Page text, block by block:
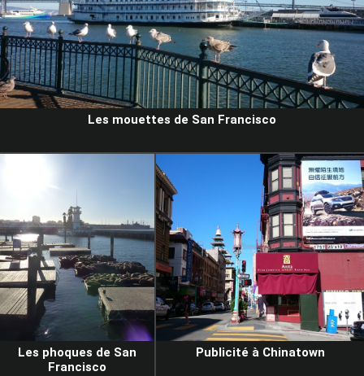
Les mouettes de San Francisco
Les phoques de San
Francisco
Publicité à Chinatown